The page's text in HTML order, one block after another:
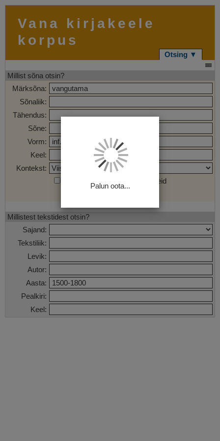
Vana kirjakeele
korpus
Otsing ▼
Millist sõna otsin?
Märksõna:
Sõnaliik:
Tähendus:
Sõne:
Vorm:
Keel:
Kontekst:
Otsi märgendatud sõnaühendeid
Millistest tekstidest otsin?
Sajand:
Tekstiliik:
Levik:
Autor:
Aasta:
Pealkiri:
Keel:
Palun oota...